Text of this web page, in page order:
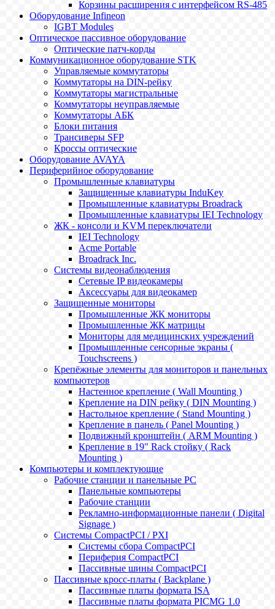
Корзины расширения с интерфейсом RS-485
Оборудование Infineon
IGBT Modules
Оптическое пассивное оборудование
Оптические патч-корды
Коммуникационное оборудование STK
Управляемые коммутаторы
Коммутаторы на DIN-рейку
Коммутаторы магистральные
Коммутаторы неуправляемые
Коммутаторы АБК
Блоки питания
Трансиверы SFP
Кроссы оптические
Оборудование AVAYA
Периферийное оборудование
Промышленные клавиатуры
Защищенные клавиатуры InduKey
Промышленные клавиатуры Broadrack
Промышленные клавиатуры IEI Technology
ЖК - консоли и KVM переключатели
IEI Technology
Acme Portable
Broadrack Inc.
Системы видеонаблюдения
Сетевые IP видеокамеры
Аксессуары для видеокамер
Защищенные мониторы
Промышленные ЖК мониторы
Промышленные ЖК матрицы
Мониторы для медицинских учреждений
Промышленные сенсорные экраны (
Touchscreens )
Крепёжные элементы для мониторов и панельных
компьютеров
Настенное крепление ( Wall Mounting )
Крепление на DIN рейку ( DIN Mounting )
Настольное крепление ( Stand Mounting )
Крепление в панель ( Panel Mounting )
Подвижный кронштейн ( ARM Mounting )
Крепление в 19" Rack стойку ( Rack
Mounting )
Компьютеры и комплектующие
Рабочие станции и панельные РС
Панельные компьютеры
Рабочие станции
Рекламно-информационные панели ( Digital
Signage )
Системы CompactPCI / PXI
Системы сбора CompactPCI
Периферия CompactPCI
Пассивные шины CompactPCI
Пассивные кросс-платы ( Backplane )
Пассивные платы формата ISA
Пассивные платы формата PICMG 1.0